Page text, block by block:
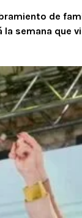
de
semana que